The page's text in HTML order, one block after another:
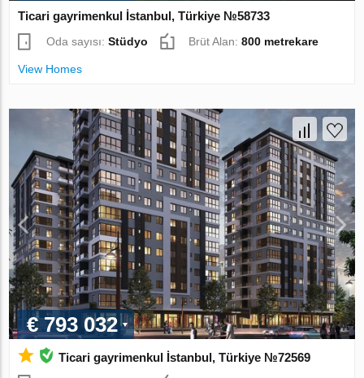
Ticari gayrimenkul İstanbul, Türkiye №58733
Oda sayısı:Stüdyo Brüt Alan:800 metrekare
View Homes
€ 793 032
Ticari gayrimenkul İstanbul, Türkiye №72569